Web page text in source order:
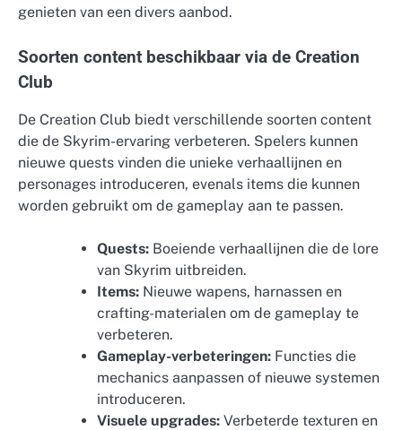
genieten van een divers aanbod.
Soorten content beschikbaar via de Creation
Club
De Creation Club biedt verschillende soorten content
die de Skyrim-ervaring verbeteren. Spelers kunnen
nieuwe quests vinden die unieke verhaallijnen en
personages introduceren, evenals items die kunnen
worden gebruikt om de gameplay aan te passen.
Quests: Boeiende verhaallijnen die de lore
van Skyrim uitbreiden.
Items: Nieuwe wapens, harnassen en
crafting-materialen om de gameplay te
verbeteren.
Gameplay-verbeteringen: Functies die
mechanics aanpassen of nieuwe systemen
introduceren.
Visuele upgrades: Verbeterde texturen en